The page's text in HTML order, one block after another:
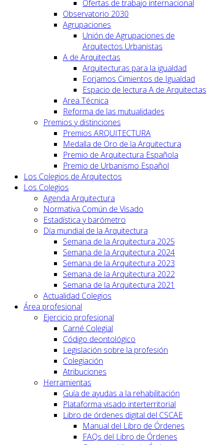
Ofertas de trabajo internacional
Observatorio 2030
Agrupaciones
Unión de Agrupaciones de
Arquitectos Urbanistas
A de Arquitectas
Arquitecturas para la igualdad
Forjamos Cimientos de Igualdad
Espacio de lectura A de Arquitectas
Area Técnica
Reforma de las mutualidades
Premios y distinciones
Premios ARQUITECTURA
Medalla de Oro de la Arquitectura
Premio de Arquitectura Española
Premio de Urbanismo Español
Los Colegios de Arquitectos
Los Colegios
Agenda Arquitectura
Normativa Común de Visado
Estadística y barómetro
Día mundial de la Arquitectura
Semana de la Arquitectura 2025
Semana de la Arquitectura 2024
Semana de la Arquitectura 2023
Semana de la Arquitectura 2022
Semana de la Arquitectura 2021
Actualidad Colegios
Área profesional
Ejercicio profesional
Carné Colegial
Código deontológico
Legislación sobre la profesión
Colegiación
Atribuciones
Herramientas
Guía de ayudas a la rehabilitación
Plataforma visado interterritorial
Libro de órdenes digital del CSCAE
Manual del Libro de Órdenes
FAQs del Libro de Órdenes